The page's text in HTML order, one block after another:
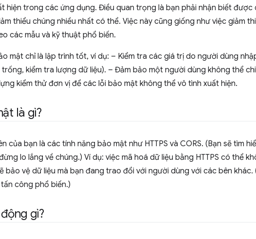
hiện trong các ứng dụng. Điều quan trọng là bạn phải nhận biết được
thiểu chúng nhiều nhất có thể. Việc này cũng giống như việc giảm
các mẫu và kỹ thuật phổ biến.
mật chỉ là lập trình tốt, ví dụ: – Kiểm tra các giá trị do người dùng
kiểm tra lượng dữ liệu). – Đảm bảo một người dùng không thể
kiểm thử đơn vị để các lỗi bảo mật không thể vô tình xuất hiện.
là gì?
của bạn là các tính năng bảo mật như HTTPS và CORS. (Bạn sẽ tìm
lo lắng về chúng.) Ví dụ: việc mã hoá dữ liệu bằng HTTPS có thể
bảo vệ dữ liệu mà bạn đang trao đổi với người dùng với các bên khác.
công phổ biến.)
gì?